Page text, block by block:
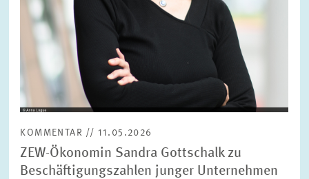
KOMMENTAR // 11.05.2026
ZEW-Ökonomin Sandra Gottschalk zu
Beschäftigungszahlen junger Unternehmen